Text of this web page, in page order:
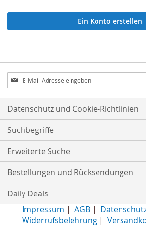
Ein Konto erstellen
Anmeldung
zum
Newsletter:
Datenschutz und Cookie-Richtlinien
Suchbegriffe
Erweiterte Suche
Bestellungen und Rücksendungen
Daily Deals
Impressum | AGB|
Widerrufsbelehrung|